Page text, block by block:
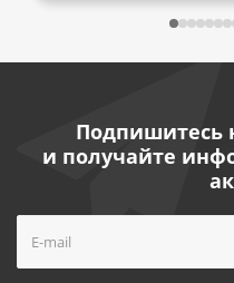
Подпишитесь
и получайте